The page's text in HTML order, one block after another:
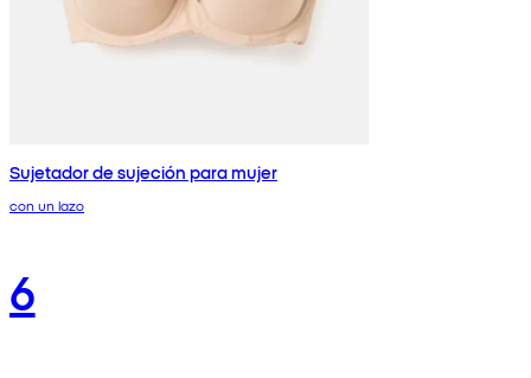
Sujetador de sujeción para mujer
con un lazo
6